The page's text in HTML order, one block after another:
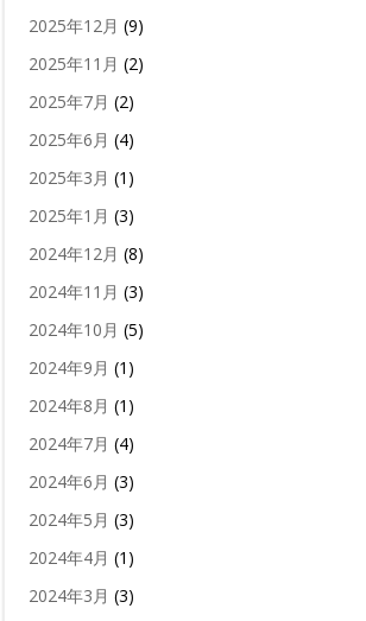
2025年12月 (9)
2025年11月 (2)
2025年7月 (2)
2025年6月 (4)
2025年3月 (1)
2025年1月 (3)
2024年12月 (8)
2024年11月 (3)
2024年10月 (5)
2024年9月 (1)
2024年8月 (1)
2024年7月 (4)
2024年6月 (3)
2024年5月 (3)
2024年4月 (1)
2024年3月 (3)